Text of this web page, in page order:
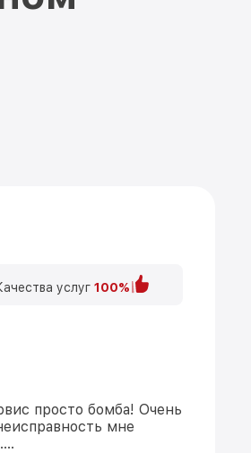
услуг 100%
просто бомба! Очень
мне